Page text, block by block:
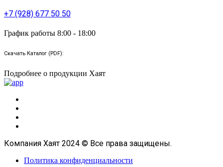
+7 (928) 677 50 50
График работы 8:00 - 18:00
Скачать Каталог (PDF):
Подробнее о продукции Хаят
Компания Хаят 2024 © Все права защищены.
Политика конфиденциальности